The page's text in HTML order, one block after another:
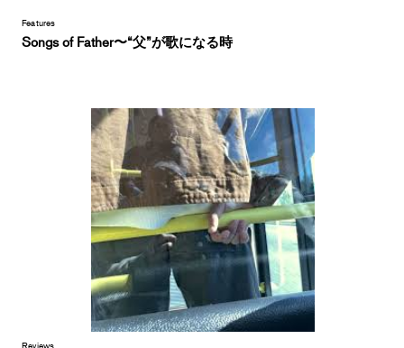
Features
Songs of Father〜“父”が歌になる時
Reviews